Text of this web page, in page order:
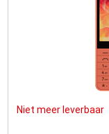
Niet meer leverbaar